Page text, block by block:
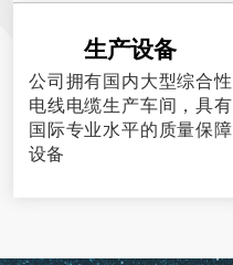
生产设备
公司拥有国内大型综合性
电线电缆生产车间，具有
国际专业水平的质量保障
设备